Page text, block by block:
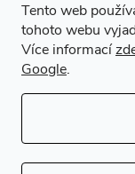
Tento web
tohoto webu
Více informací
Google.
Dodatečné
Copyright 2026